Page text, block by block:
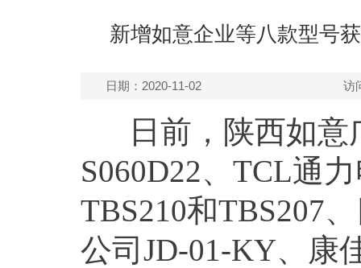
新增如意企业等八款型号
日期：2020-11-02 访
日前，陕西如意
S060D22、TCL通
TBS210和TBS207
公司JD-01-KY、康